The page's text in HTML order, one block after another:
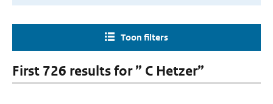
Toon filters
First 726 results for ” C Hetzer”